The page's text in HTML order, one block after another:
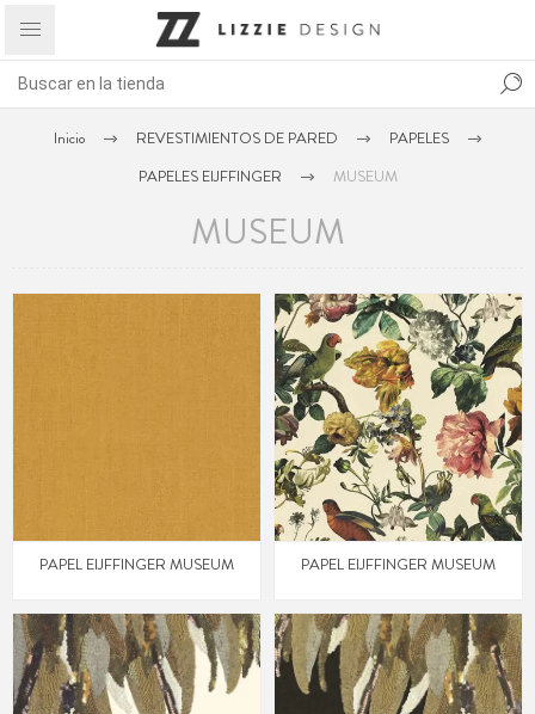
Inicio REVESTIMIENTOS DE PARED
PAPELES
PAPELES EIJFFINGER
MUSEUM
MUSEUM
PAPEL EIJFFINGER MUSEUM PAPEL EIJFFINGER MUSEUM